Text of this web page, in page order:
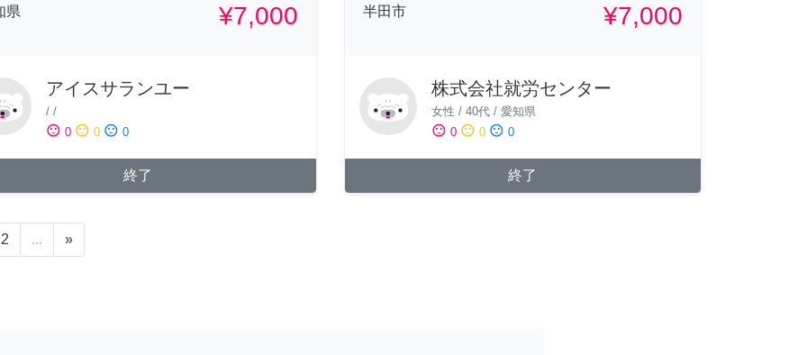
県
¥7,000
アイスサランユー
/ /
sentiment_satisfied 0 sentiment_neutral 0 sentiment_dissatisfied 0
終了
半田市
¥7,000
株式会社就労センター
女性 / 40代/ 愛知県
sentiment_satisfied 0 sentiment_neutral 0 sentiment_dissatisfied 0
終了
2 ... »